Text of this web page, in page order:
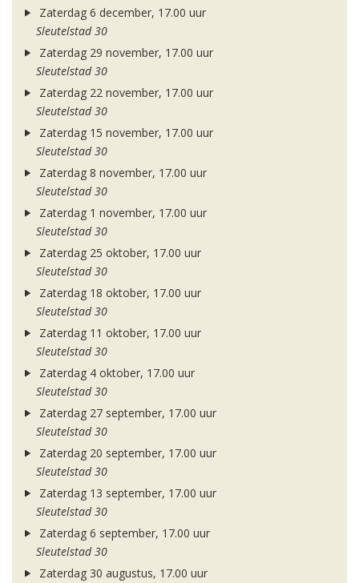
Zaterdag 6 december, 17.00 uur
Sleutelstad 30
Zaterdag 29 november, 17.00 uur
Sleutelstad 30
Zaterdag 22 november, 17.00 uur
Sleutelstad 30
Zaterdag 15 november, 17.00 uur
Sleutelstad 30
Zaterdag 8 november, 17.00 uur
Sleutelstad 30
Zaterdag 1 november, 17.00 uur
Sleutelstad 30
Zaterdag 25 oktober, 17.00 uur
Sleutelstad 30
Zaterdag 18 oktober, 17.00 uur
Sleutelstad 30
Zaterdag 11 oktober, 17.00 uur
Sleutelstad 30
Zaterdag 4 oktober, 17.00 uur
Sleutelstad 30
Zaterdag 27 september, 17.00 uur
Sleutelstad 30
Zaterdag 20 september, 17.00 uur
Sleutelstad 30
Zaterdag 13 september, 17.00 uur
Sleutelstad 30
Zaterdag 6 september, 17.00 uur
Sleutelstad 30
Zaterdag 30 augustus, 17.00 uur